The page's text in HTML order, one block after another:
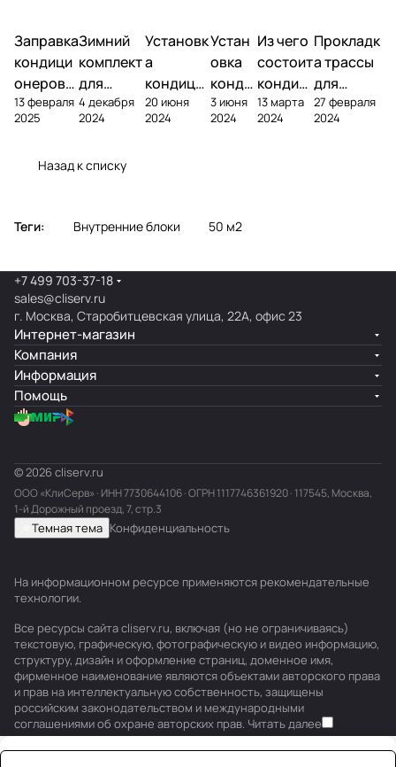
Заправка
кондици
онеров
фреоном
13 февраля
2025
Зимний
комплект
для
кондици
онера
4 декабря
2024
Установк
а
кондици
онера на
фасаде
20 июня
2024
Устан
овка
конди
ционе
ра
3 июня
2024
Из чего
состоит
кондиц
ионер?
13 марта
2024
Прокладк
а трассы
для
кондицио
нера
27 февраля
2024
Назад к списку
Теги: Внутренние блоки 50 м2
+7 499 703-37-18
sales@cliserv.ru
г. Москва, Старобитцевская улица, 22А, офис 23
Интернет-магазин
Компания
Информация
Помощь
© 2026 cliserv.ru
ООО «КлиСерв» · ИНН7730644106· ОГРН 1117746361920 · 117545, Москва,
1-й Дорожный проезд, 7, стр.3
Темная тема Конфиденциальность
На информационном ресурсе применяются рекомендательные
технологии.
Все ресурсы сайта cliserv.ru, включая (но не ограничиваясь)
текстовую, графическую, фотографическую и видео информацию,
структуру, дизайн и оформление страниц, доменное имя,
фирменное наименование являются объектами авторского права
и прав на интеллектуальную собственность, защищены
российским законодательством и международными
соглашениями об охране авторских прав. Читать далее